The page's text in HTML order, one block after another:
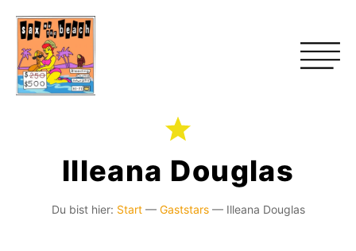
Illeana Douglas
Du bist hier: Start— Gaststars— Illeana Douglas